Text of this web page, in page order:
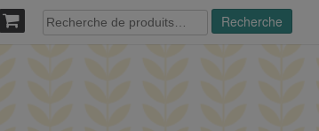
Recherche
pour :
Recherche